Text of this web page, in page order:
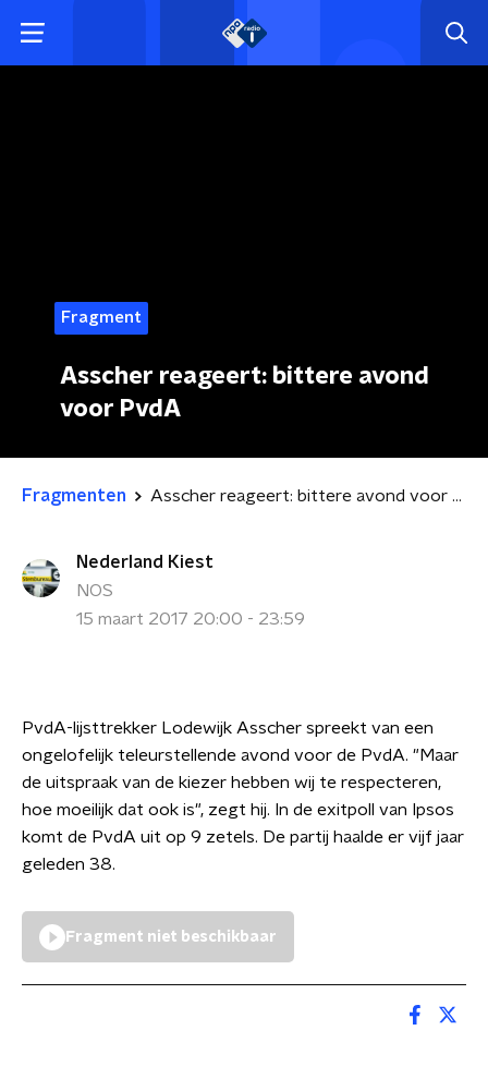
Fragment
Asscher reageert: bittere avond
voor PvdA
Fragmenten Asscher reageert: bittere avond voor PvdA
Nederland Kiest
NOS
15 maart 2017 20:00 - 23:59
PvdA-lijsttrekker Lodewijk Asscher spreekt van een
ongelofelijk teleurstellende avond voor de PvdA. "Maar
de uitspraak van de kiezer hebben wij te respecteren,
hoe moeilijk dat ook is", zegt hij. In de exitpoll van Ipsos
komt de PvdA uit op 9 zetels. De partij haalde er vijf jaar
geleden 38.
Fragment niet beschikbaar